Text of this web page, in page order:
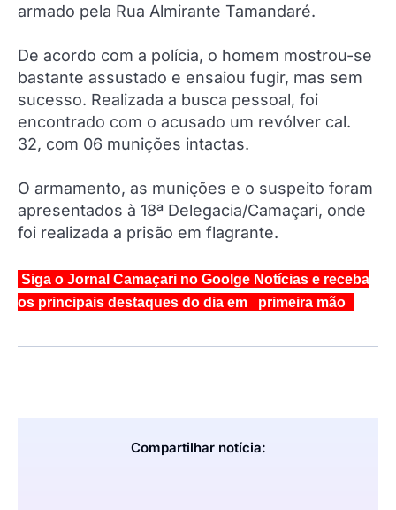
armado pela Rua Almirante Tamandaré.
De acordo com a polícia, o homem mostrou-se
bastante assustado e ensaiou fugir, mas sem
sucesso. Realizada a busca pessoal, foi
encontrado com o acusado um revólver cal.
32, com 06 munições intactas.
O armamento, as munições e o suspeito foram
apresentados à 18ª Delegacia/Camaçari, onde
foi realizada a prisão em flagrante.
Siga o Jornal Camaçari no Goolge Notícias e receba
os principais destaques do dia em primeira mão
Compartilhar notícia: